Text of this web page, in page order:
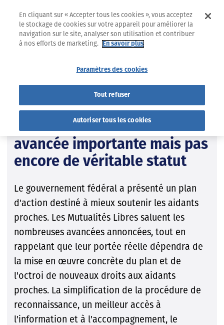
02.07.2026
Organisation des soins
Plan d’action pour les
aidants proches : une
avancée importante mais pas
encore de véritable statut
Le gouvernement fédéral a présenté un plan
d'action destiné à mieux soutenir les aidants
proches. Les Mutualités Libres saluent les
nombreuses avancées annoncées, tout en
rappelant que leur portée réelle dépendra de
la mise en œuvre concrète du plan et de
l'octroi de nouveaux droits aux aidants
proches. La simplification de la procédure de
reconnaissance, un meilleur accès à
l'information et à l'accompagnement, le
En cliquant sur « Accepter tous les cookies », vous acceptez
le stockage de cookies sur votre appareil pour améliorer la
navigation sur le site, analyser son utilisation et contribuer
à nos efforts de marketing.
En savoir plus
Paramètres des cookies
Tout refuser
Autoriser tous les cookies